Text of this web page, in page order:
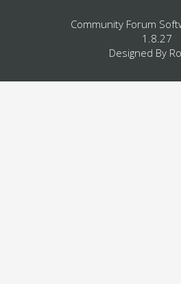
Community Forum
1.8.27
Designed By